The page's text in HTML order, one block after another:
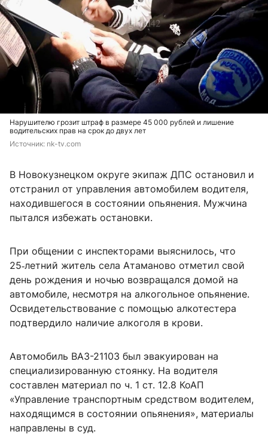
Нарушителю грозит штраф в размере 45 000 рублей и лишение
водительских прав на срок до двух лет
Источник: nk-tv.com
В Новокузнецком округе экипаж ДПС остановил и
отстранил от управления автомобилем водителя,
находившегося в состоянии опьянения. Мужчина
пытался избежать остановки.
При общении с инспекторами выяснилось, что
25‑летний житель села Атаманово отметил свой
день рождения и ночью возвращался домой на
автомобиле, несмотря на алкогольное опьянение.
Освидетельствование с помощью алкотестера
подтвердило наличие алкоголя в крови.
Автомобиль ВАЗ-21103 был эвакуирован на
специализированную стоянку. На водителя
составлен материал по ч. 1 ст. 12.8 КоАП
«Управление транспортным средством водителем,
находящимся в состоянии опьянения», материалы
направлены в суд.